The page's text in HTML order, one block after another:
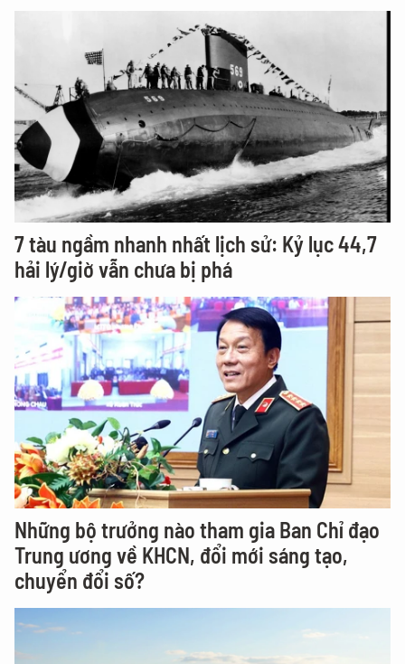
7 tàu ngầm nhanh nhất lịch sử: Kỷ lục 44,7
hải lý/giờ vẫn chưa bị phá
Những bộ trưởng nào tham gia Ban Chỉ đạo
Trung ương về KHCN, đổi mới sáng tạo,
chuyển đổi số?